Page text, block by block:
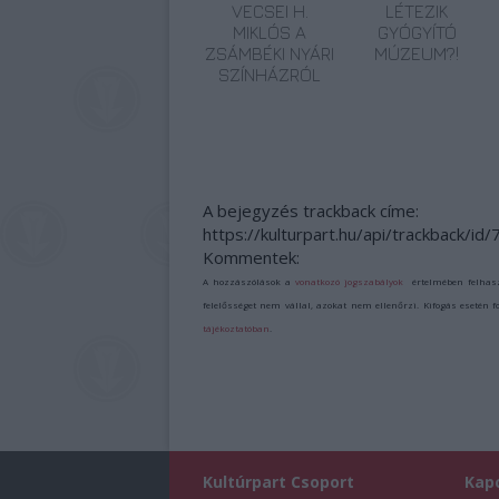
VECSEI H.
MIKLÓS A
ZSÁMBÉKI NYÁRI
SZÍNHÁZRÓL
LÉTEZIK
GYÓGYÍTÓ
MÚZEUM?!
A bejegyzés trackback címe:
https://kulturpart.hu/api/trackback/id/
Kommentek:
A hozzászólások avonatkozó jogszabályok értelmében
felelősséget nem vállal, azokat nem ellenőrzi. Kifogás esetén
tájékoztatóban
Kultúrpart Csoport